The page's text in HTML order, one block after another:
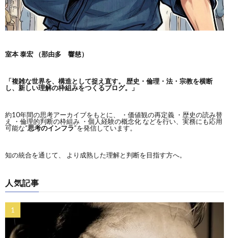
室本 泰宏 （那由多 響慈）
「複雑な世界を、構造として捉え直す。
歴史・倫理・法・宗教を横断
し、新しい理解の枠組みをつくるブログ。」
約10年間の思考アーカイブをもとに、 ・価値観の再定義 ・歴史の読み替
え ・倫理的判断の枠組み ・個人経験の概念化 などを行い、実務にも応用
可能な“思考のインフラ”を発信しています。
知の統合を通じて、 より成熟した理解と判断を目指す方へ。
人気記事